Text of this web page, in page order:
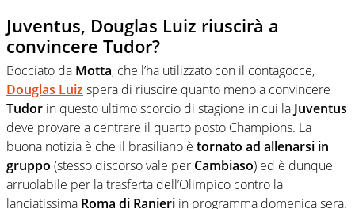
Juventus, Douglas Luiz riuscirà a
convincere Tudor?
Bocciato da Motta, che l’ha utilizzato con il contagocce,
Douglas Luiz spera di riuscire quanto meno a convincere
Tudor in questo ultimo scorcio di stagione in cui la Juventus
deve provare a centrare il quarto posto Champions. La
buona notizia è che il brasiliano è tornato ad allenarsi in
gruppo (stesso discorso vale per Cambiaso) ed è dunque
arruolabile per la trasferta dell’Olimpico contro la
lanciatissima Roma di Ranieri in programma domenica sera.